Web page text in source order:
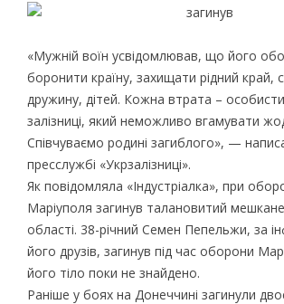
«Мужній воїн усвідомлював, що його
боронити країну, захищати рідний край,
дружину, дітей. Кожна втрата –
залізниці, який неможливо вгамувати
Співчуваємо родині загиблого», —
пресслужбі «Укрзалізниці».
Як повідомляла «Індустріалка», при
Маріуполя загинув талановитий
області. 38-річний Семен Пепельжи, за
його друзів, загинув під час оборони
його тіло поки не знайдено.
Раніше у боях на Донеччині загинули